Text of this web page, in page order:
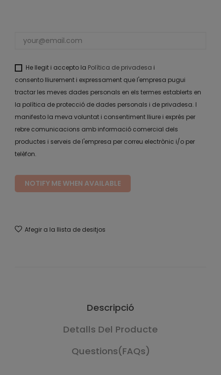
He llegit i accepto la Política de privadesa i
consento lliurement i expressament que l'empresa pugui
tractar les meves dades personals en els termes establerts en
la política de protecció de dades personals i de privadesa. I
manifesto la meva voluntat i consentiment lliure i exprés per
rebre comunicacions amb informació comercial dels
productes i serveis de l'empresa per correu electrònic i/o per
telèfon.
NOTIFY ME WHEN AVAILABLE
Afegir a la llista de desitjos
Descripció
Detalls Del Producte
Questions(FAQs)